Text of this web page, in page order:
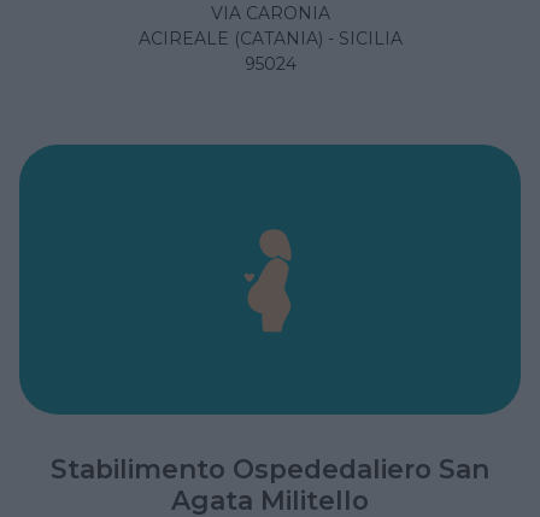
VIA CARONIA
ACIREALE (CATANIA) - SICILIA
95024
Stabilimento Ospededaliero San
Agata Militello